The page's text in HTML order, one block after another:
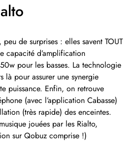
de surprises : elles savent TOUT
capacité d’amplification
pour les basses. La technologie
là pour assurer une synergie
puissance. Enfin, on retrouve
(avec l’application Cabasse)
(très rapide) des enceintes.
jouées par les Rialto,
sur Qobuz comprise !)